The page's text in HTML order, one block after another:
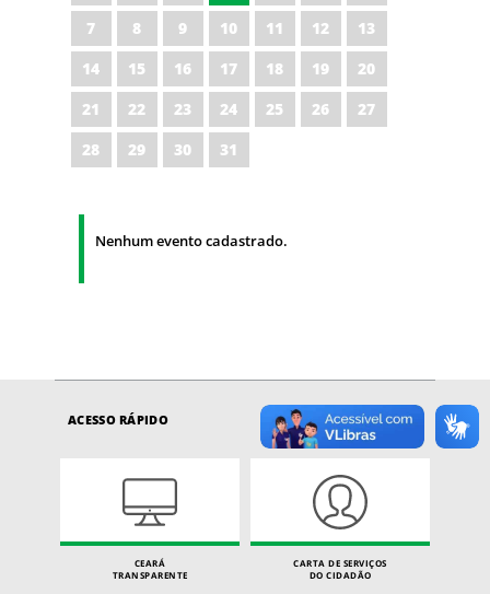
7
8 9 10 11 12
13
14
15 16 17 18 19
20
21
22 23 24 25 26
27
28
29 30 31
Nenhum evento cadastrado.
ACESSO RÁPIDO
CEARÁ
TRANSPARENTE
CARTA DE SERVIÇOS
DO CIDADÃO